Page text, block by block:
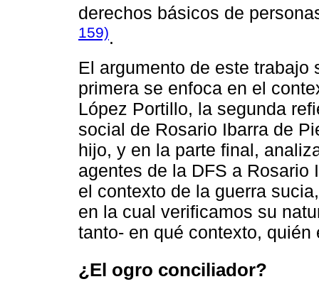
derechos básicos de
159).
El argumento de este trabajo
primera se enfoca en el
López Portillo, la segunda
social de Rosario Ibarra de
hijo, y en la parte final,
agentes de la DFS a Rosario
el contexto de la guerra
en la cual verificamos su
tanto- en qué contexto,
¿El ogro conciliador?